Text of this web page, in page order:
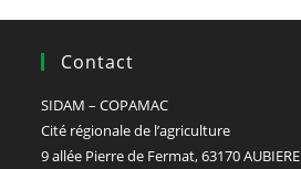
Contact
SIDAM – COPAMAC
Cité régionale de l’agriculture
9 allée Pierre de Fermat, 63170 AUBIERE